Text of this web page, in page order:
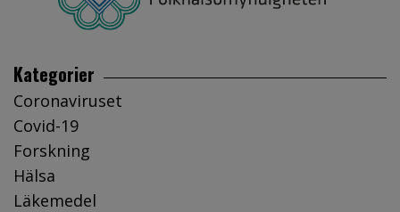
Kategorier
Coronaviruset
Covid-19
Forskning
Hälsa
Läkemedel